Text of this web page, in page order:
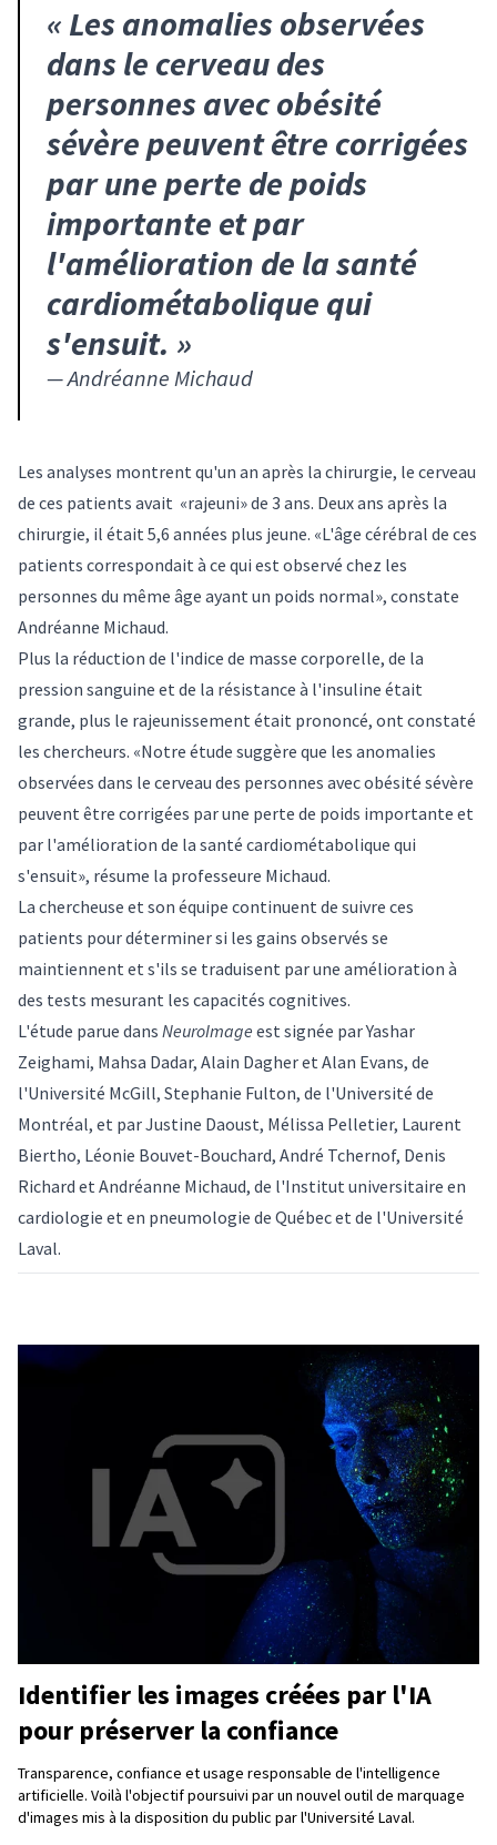
« Les anomalies observées
dans le cerveau des
personnes avec obésité
sévère peuvent être corrigées
par une perte de poids
importante et par
l'amélioration de la santé
cardiométabolique qui
s'ensuit. »
—Andréanne Michaud
Les analyses montrent qu'un an après la chirurgie, le cerveau
de ces patients avait «rajeuni» de 3 ans. Deux ans après la
chirurgie, il était 5,6 années plus jeune. «L'âge cérébral de ces
patients correspondait à ce qui est observé chez les
personnes du même âge ayant un poids normal», constate
Andréanne Michaud.
Plus la réduction de l'indice de masse corporelle, de la
pression sanguine et de la résistance à l'insuline était
grande, plus le rajeunissement était prononcé, ont constaté
les chercheurs. «Notre étude suggère que les anomalies
observées dans le cerveau des personnes avec obésité sévère
peuvent être corrigées par une perte de poids importante et
par l'amélioration de la santé cardiométabolique qui
s'ensuit», résume la professeure Michaud.
La chercheuse et son équipe continuent de suivre ces
patients pour déterminer si les gains observés se
maintiennent et s'ils se traduisent par une amélioration à
des tests mesurant les capacités cognitives.
L'étude parue dans NeuroImage est signée par Yashar
Zeighami, Mahsa Dadar, Alain Dagher et Alan Evans, de
l'Université McGill, Stephanie Fulton, de l'Université de
Montréal, et par Justine Daoust, Mélissa Pelletier, Laurent
Biertho, Léonie Bouvet-Bouchard, André Tchernof, Denis
Richard et Andréanne Michaud, de l'Institut universitaire en
cardiologie et en pneumologie de Québec et de l'Université
Laval.
Identifier les images créées par l'IA
pour préserver la confiance
Transparence, confiance et usage responsable de l'intelligence
artificielle. Voilà l'objectif poursuivi par un nouvel outil de marquage
d'images mis à la disposition du public par l'Université Laval.